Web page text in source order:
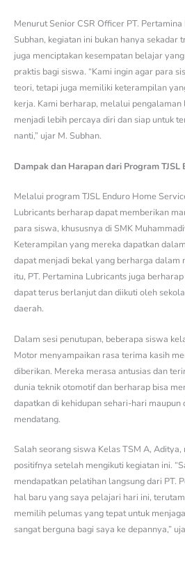
Menurut Senior CSR Officer PT.
Subhan, kegiatan ini bukan hanya sekadar
juga menciptakan kesempatan belajar
praktis bagi siswa. “Kami ingin agar para
teori, tetapi juga memiliki keterampilan
kerja. Kami berharap, melalui pengalaman
menjadi lebih percaya diri dan siap untuk
nanti,” ujar M. Subhan.
Dampak dan Harapan dari Program TJSL
Melalui program TJSL Enduro Home
Lubricants berharap dapat memberikan
para siswa, khususnya di SMK
Keterampilan yang mereka dapatkan
dapat menjadi bekal yang berharga dalam
itu, PT. Pertamina Lubricants juga
dapat terus berlanjut dan diikuti oleh
daerah.
Dalam sesi penutupan, beberapa siswa
Motor menyampaikan rasa terima kasih
diberikan. Mereka merasa antusias dan
dunia teknik otomotif dan berharap bisa
dapatkan di kehidupan sehari-hari
mendatang.
Salah seorang siswa Kelas TSM A,
positifnya setelah mengikuti kegiatan ini.
mendapatkan pelatihan langsung dari PT.
hal baru yang saya pelajari hari ini,
memilih pelumas yang tepat untuk
sangat berguna bagi saya ke depannya,”